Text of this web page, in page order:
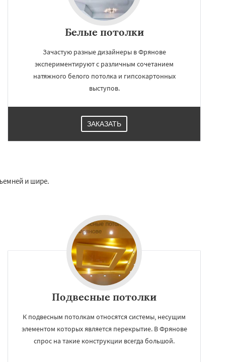
Белые потолки
Зачастую разные дизайнеры в Фрянове
экспериментируют с различным сочетанием
натяжного белого потолка и гипсокартонных
выступов.
ЗАКАЗАТЬ
и шире.
Подвесные потолки
К подвесным потолкам относятся системы, несущим
элементом которых является перекрытие. В Фрянове
спрос на такие конструкции всегда большой.